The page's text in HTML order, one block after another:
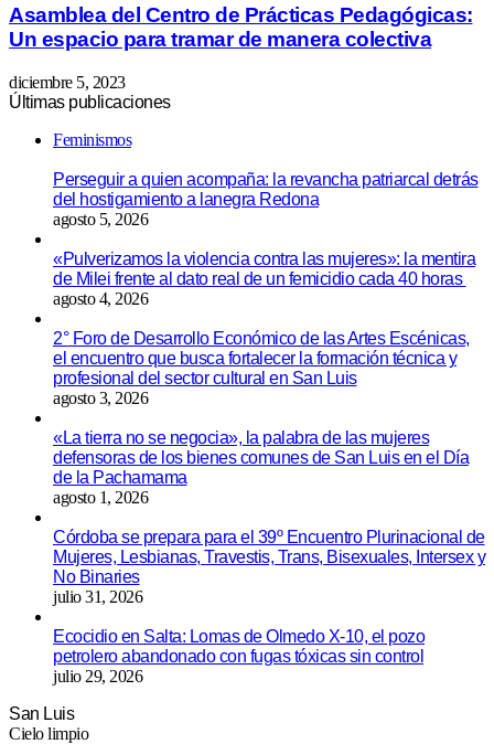
Asamblea del Centro de Prácticas Pedagógicas:
Un espacio para tramar de manera colectiva
diciembre 5, 2023
Últimas publicaciones
Feminismos
Perseguir a quien acompaña: la revancha patriarcal detrás
del hostigamiento a lanegra Redona
agosto 5, 2026
«Pulverizamos la violencia contra las mujeres»: la mentira
de Milei frente al dato real de un femicidio cada 40 horas
agosto 4, 2026
2° Foro de Desarrollo Económico de las Artes Escénicas,
el encuentro que busca fortalecer la formación técnica y
profesional del sector cultural en San Luis
agosto 3, 2026
«La tierra no se negocia», la palabra de las mujeres
defensoras de los bienes comunes de San Luis en el Día
de la Pachamama
agosto 1, 2026
Córdoba se prepara para el 39º Encuentro Plurinacional de
Mujeres, Lesbianas, Travestis, Trans, Bisexuales, Intersex y
No Binaries
julio 31, 2026
Ecocidio en Salta: Lomas de Olmedo X-10, el pozo
petrolero abandonado con fugas tóxicas sin control
julio 29, 2026
San Luis
Cielo limpio